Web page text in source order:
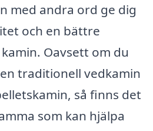
med andra ord ge dig
och en bättre
Oavsett om du
traditionell vedkamin
så finns det
som kan hjälpa